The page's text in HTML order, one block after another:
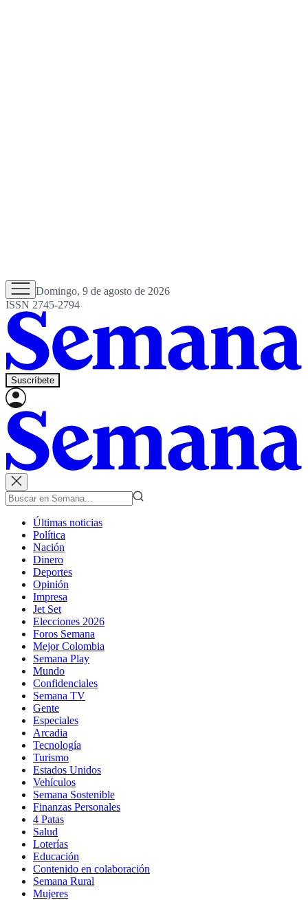
Domingo, 9 de agosto de 2026
ISSN 2745-2794
Suscríbete
Últimas noticias
Política
Nación
Dinero
Deportes
Opinión
Impresa
Jet Set
Elecciones 2026
Foros Semana
Mejor Colombia
Semana Play
Mundo
Confidenciales
Semana TV
Gente
Especiales
Arcadia
Tecnología
Turismo
Estados Unidos
Vehículos
Semana Sostenible
Finanzas Personales
4 Patas
Salud
Loterías
Educación
Contenido en colaboración
Semana Rural
Mujeres